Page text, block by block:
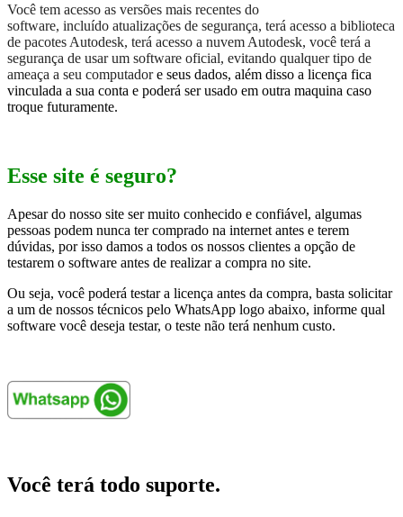
Você tem acesso as versões mais recentes do
software, incluído atualizações de segurança, terá acesso a biblioteca
de pacotes Autodesk, terá acesso a nuvem Autodesk, você terá a
segurança de usar um software oficial, evitando qualquer tipo de
ameaça a seu computadore seus dados, além disso a licença fica
vinculada a sua conta e poderá ser usado em outra maquina caso
troque futuramente.
Esse site é seguro?
Apesar do nosso site ser muito conhecido e confiável, algumas
pessoas podem nunca ter comprado na internet antes e terem
dúvidas, por isso damos a todos os nossos clientes a opção de
testarem o software antes de realizar a compra no site.
Ou seja, você poderá testar a licença antes da compra, basta solicitar
a um de nossos técnicos pelo WhatsApp logo abaixo, informe qual
software você deseja testar, o teste não terá nenhum custo.
Você terá todo suporte.